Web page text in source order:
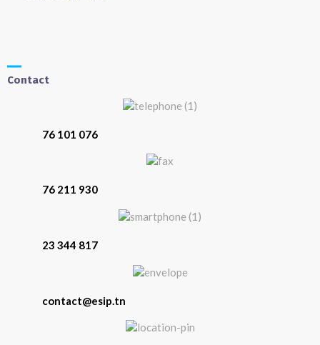
Contact
76 101 076
76 211 930
23 344 817
contact@esip.tn